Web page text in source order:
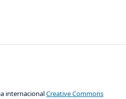
internacionalCreative Commons